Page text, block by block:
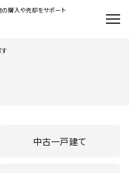
の購入や売却をサポート
中古一戸建て